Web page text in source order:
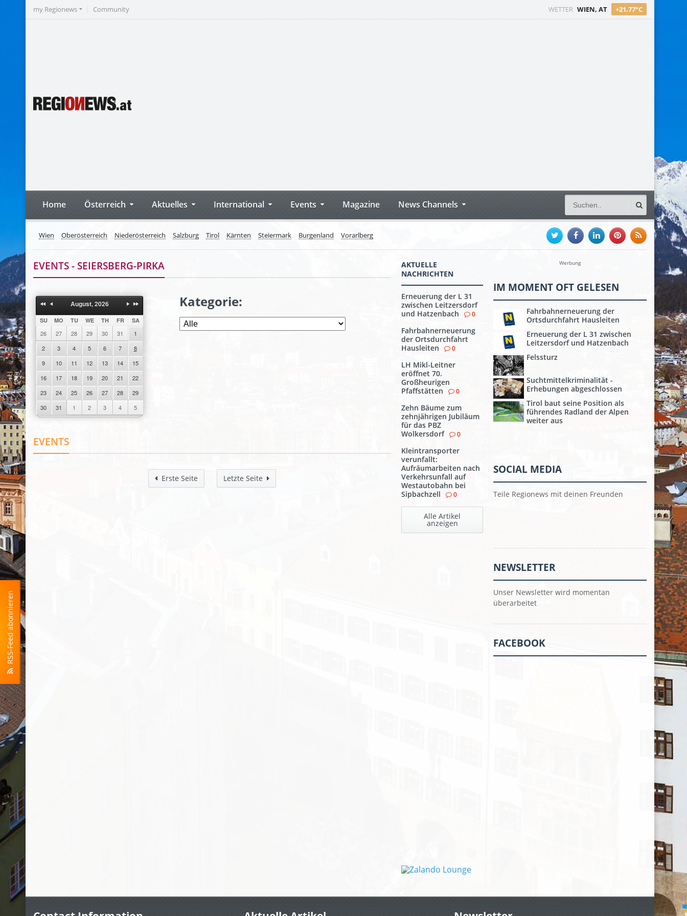
RSS-Feed abonnieren
WETTER WIEN, AT +21.77°C
my Regionews Community
Home Österreich Aktuelles International Events Magazine News Channels
Wien Oberösterreich Niederösterreich Salzburg Tirol Kärnten Steiermark Burgenland Vorarlberg
EVENTS - SEIERSBERG-PIRKA
August, 2026
SU MO TU WE TH FR SA
26 27 28 29 30 31
1
2
3 4 5 6 7
8
9
10 11 12 13 14
15
16
17 18 19 20 21
22
23
24 25 26 27 28
29
30
31 1 2 3 4 5
Kategorie:
EVENTS
Erste Seite Letzte Seite
AKTUELLE
NACHRICHTEN
Erneuerung der L 31
zwischen Leitzersdorf
und Hatzenbach
0
Fahrbahnerneuerung
der Ortsdurchfahrt
Hausleiten
0
LH Mikl-Leitner
eröffnet 70.
Großheurigen
Pfaffstätten
0
Zehn Bäume zum
zehnjährigen Jubiläum
für das PBZ
Wolkersdorf
0
Kleintransporter
verunfallt:
Aufräumarbeiten nach
Verkehrsunfall auf
Westautobahn bei
Sipbachzell
0
Alle Artikel
anzeigen
Werbung
IM MOMENT OFT GELESEN
Fahrbahnerneuerung der
Ortsdurchfahrt Hausleiten
Erneuerung der L 31 zwischen
Leitzersdorf und Hatzenbach
Felssturz
Suchtmittelkriminalität -
Erhebungen abgeschlossen
Tirol baut seine Position als
führendes Radland der Alpen
weiter aus
SOCIAL MEDIA
Teile Regionews mit deinen Freunden
NEWSLETTER
Unser Newsletter wird momentan
überarbeitet
FACEBOOK